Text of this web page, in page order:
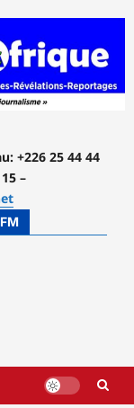
+226 25 44 44
–